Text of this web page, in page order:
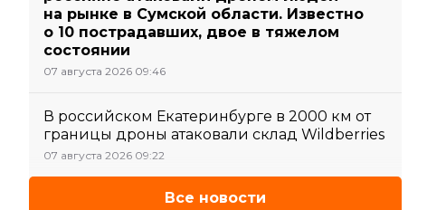
на рынке в Сумской области. Известно
о 10 пострадавших, двое в тяжелом
состоянии
07 августа 2026 09:46
В российском Екатеринбурге в 2000 км от
границы дроны атаковали склад Wildberries
07 августа 2026 09:22
Все новости